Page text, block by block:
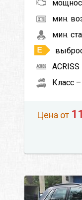
мин.
мин.
ACRISS
Класс –
Цена от